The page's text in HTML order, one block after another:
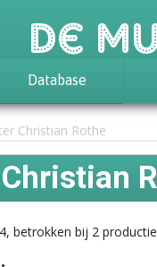
De
Database
Achtergrond
Awards
Statistieken
Christian Rothe
betrokken bij 2